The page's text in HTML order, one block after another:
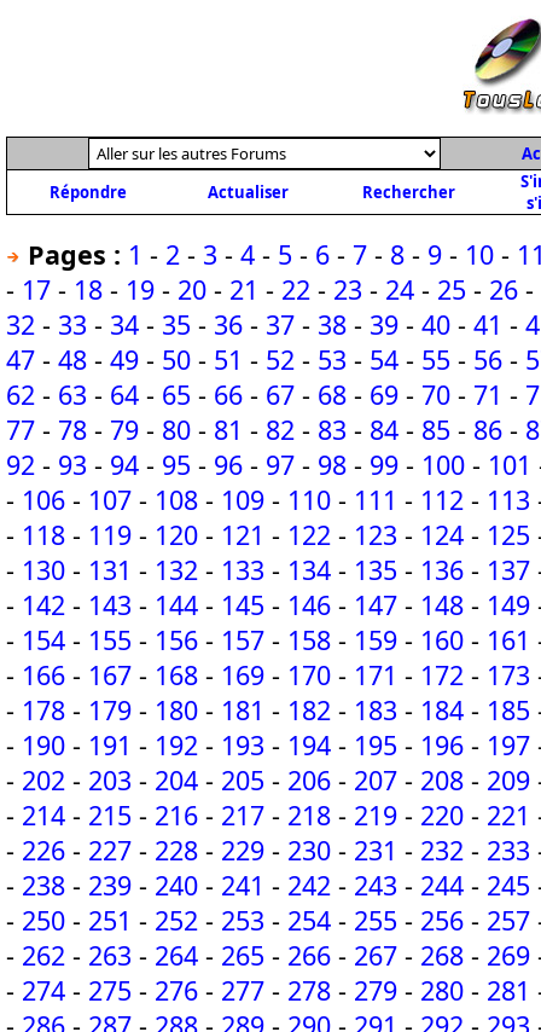
Répondre
Actualiser Rechercher
Pages : 1 - 2 - 3 - 4 - 5 - 6 - 7 - 8 - 9 - 10 -
- 17 - 18 - 19 - 20 - 21 - 22 - 23 - 24 - 25 - 26 -
32 - 33 - 34 - 35 - 36 - 37 - 38 - 39 - 40 - 41 -
47 - 48 - 49 - 50 - 51 - 52 - 53 - 54 - 55 - 56 -
62 - 63 - 64 - 65 - 66 - 67 - 68 - 69 - 70 - 71 -
77 - 78 - 79 - 80 - 81 - 82 - 83 - 84 - 85 - 86 -
92 - 93 - 94 - 95 - 96 - 97 - 98 - 99 - 100 - 101
- 106 - 107 - 108 - 109 - 110 - 111 - 112 - 113
- 118 - 119 - 120 - 121 - 122 - 123 - 124 - 125
- 130 - 131 - 132 - 133 - 134 - 135 - 136 - 137
- 142 - 143 - 144 - 145 - 146 - 147 - 148 - 149
- 154 - 155 - 156 - 157 - 158 - 159 - 160 - 161
- 166 - 167 - 168 - 169 - 170 - 171 - 172 - 173
- 178 - 179 - 180 - 181 - 182 - 183 - 184 - 185
- 190 - 191 - 192 - 193 - 194 - 195 - 196 - 197
- 202 - 203 - 204 - 205 - 206 - 207 - 208 - 209
- 214 - 215 - 216 - 217 - 218 - 219 - 220 - 221
- 226 - 227 - 228 - 229 - 230 - 231 - 232 - 233
- 238 - 239 - 240 - 241 - 242 - 243 - 244 - 245
- 250 - 251 - 252 - 253 - 254 - 255 - 256 - 257
- 262 - 263 - 264 - 265 - 266 - 267 - 268 - 269
- 274 - 275 - 276 - 277 - 278 - 279 - 280 - 281